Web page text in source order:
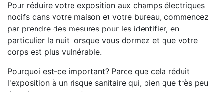
Pour réduire votre exposition aux champs électriques
nocifs dans votre maison et votre bureau, commencez
par prendre des mesures pour les identifier, en
particulier la nuit lorsque vous dormez et que votre
corps est plus vulnérable.
Pourquoi est-ce important? Parce que cela réduit
l'exposition à un risque sanitaire qui, bien que très peu